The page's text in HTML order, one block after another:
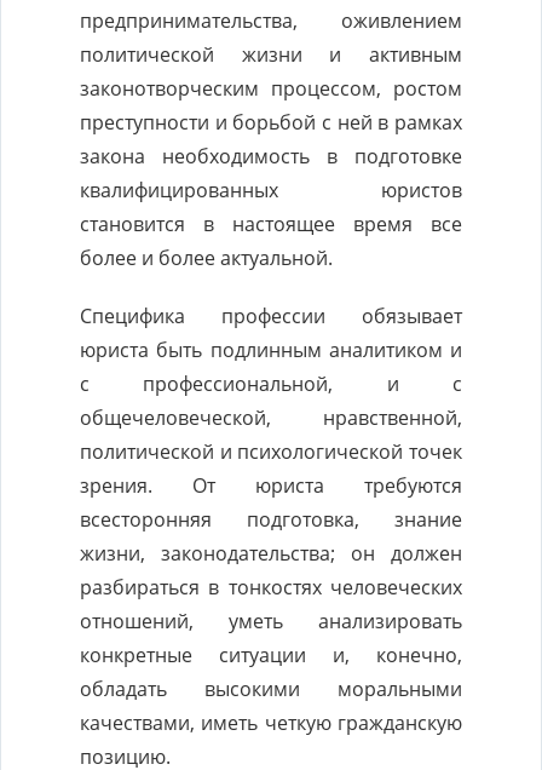
предпринимательства, оживлением
политической жизни и активным
законотворческим процессом, ростом
преступности и борьбой с ней в рамках
закона необходимость в подготовке
квалифицированных юристов
становится в настоящее время все
более и более актуальной.
Специфика профессии обязывает
юриста быть подлинным аналитиком и
с профессиональной, и с
общечеловеческой, нравственной,
политической и психологической точек
зрения. От юриста требуются
всесторонняя подготовка, знание
жизни, законодательства; он должен
разбираться в тонкостях человеческих
отношений, уметь анализировать
конкретные ситуации и, конечно,
обладать высокими моральными
качествами, иметь четкую гражданскую
позицию.